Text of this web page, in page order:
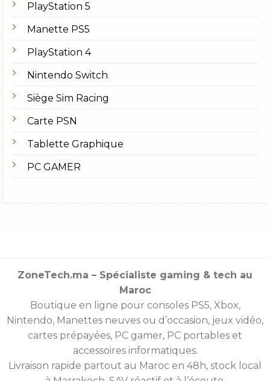
PlayStation 5
Manette PS5
PlayStation 4
Nintendo Switch
Siège Sim Racing
Carte PSN
Tablette Graphique
PC GAMER
ZoneTech.ma – Spécialiste gaming & tech au
Maroc
Boutique en ligne pour consoles PS5, Xbox,
Nintendo, Manettes neuves ou d’occasion, jeux vidéo,
cartes prépayées, PC gamer, PC portables et
accessoires informatiques.
Livraison rapide partout au Maroc en 48h, stock local